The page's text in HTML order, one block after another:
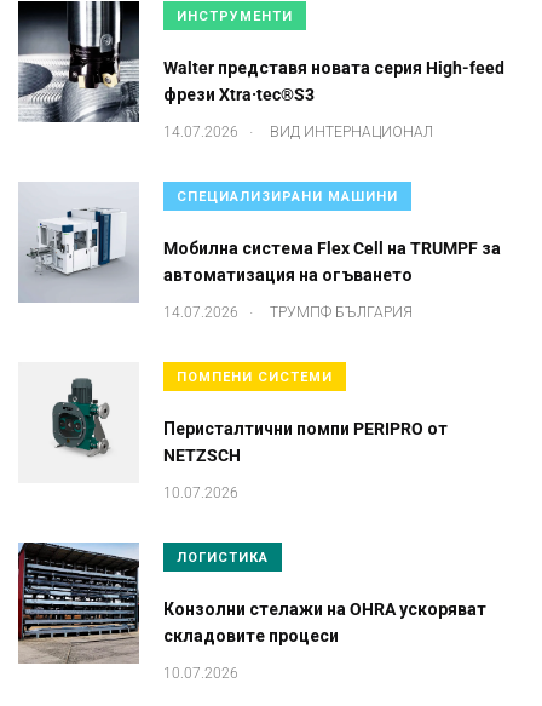
ИНСТРУМЕНТИ
Walter представя новата серия High-feed
фрези Xtra·tec®S3
14.07.2026 . ВИД ИНТЕРНАЦИОНАЛ
СПЕЦИАЛИЗИРАНИ МАШИНИ
Mобилна система Flex Cell на TRUMPF за
автоматизация на огъването
14.07.2026 . ТРУМПФ БЪЛГАРИЯ
ПОМПЕНИ СИСТЕМИ
Перисталтични помпи PERIPRO от
NETZSCH
10.07.2026
ЛОГИСТИКА
Конзолни стелажи на OHRA ускоряват
складовите процеси
10.07.2026